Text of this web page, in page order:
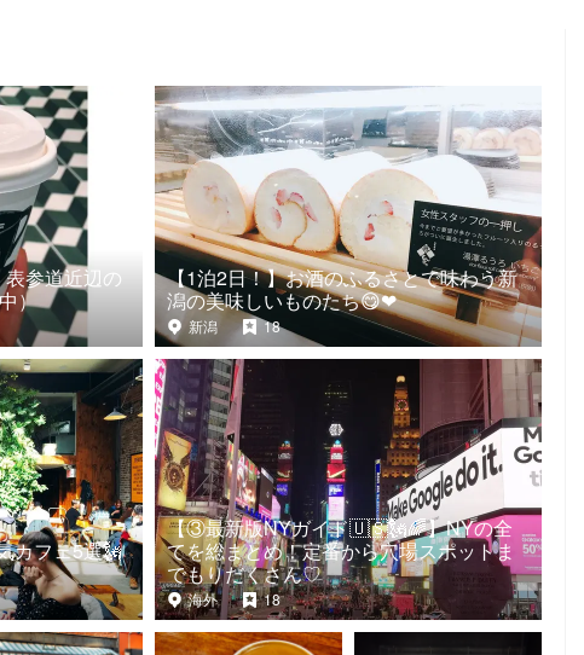
参道近辺の
）
【1泊2日！】お酒のふるさとで味わう新
潟の美味しいものたち😋❤
新潟 18
カフェ5選🗽
【③最新版NYガイド🇺🇸🗽🌈】NYの全
てを総まとめ！定番から穴場スポットま
でもりだくさん♡
海外 18